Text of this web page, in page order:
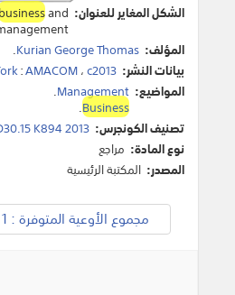
الشكل المغاير للعنوان: and
المؤلف: Kurian George Thomas
.
بيانات النشر:
:AMACOM،c2013
المواضيع: Management
.
Business
.
تصنيف الكونجرس: K894 2013
نوع المادة: مراجع
المصدر: المكتبة الرئيسية
مجموع الأوعية المتوفرة : 1